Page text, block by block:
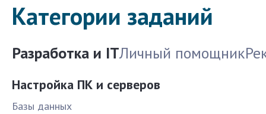
Категории заданий
Разработка и ITЛичный помощник
Настройка ПК и серверов
Базы данных